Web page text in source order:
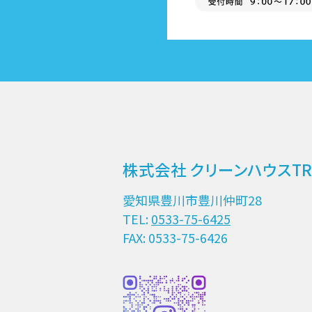
株式会社 クリーンハウス
愛知県豊川市豊川仲町28
TEL:0533-75-6425
FAX: 0533-75-6426